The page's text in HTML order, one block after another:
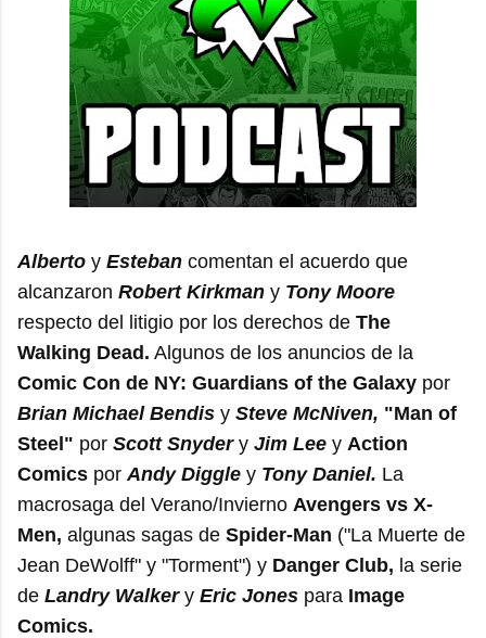
Alberto y Esteban comentan el acuerdo que
alcanzaron Robert Kirkman y Tony Moore
respecto del litigio por los derechos de The
Walking Dead. Algunos de los anuncios de la
Comic Con de NY: Guardians of the Galaxy por
Brian Michael Bendis y Steve McNiven, "Man of
Steel" por Scott Snydery Jim Lee y Action
Comics por Andy Diggle y Tony Daniel. La
macrosaga del Verano/Invierno Avengers vs X-
Men, algunas sagas de Spider-Man ("La Muerte de
Jean DeWolff" y "Torment") y Danger Club, la serie
de Landry Walkery Eric Jones para Image
Comics.